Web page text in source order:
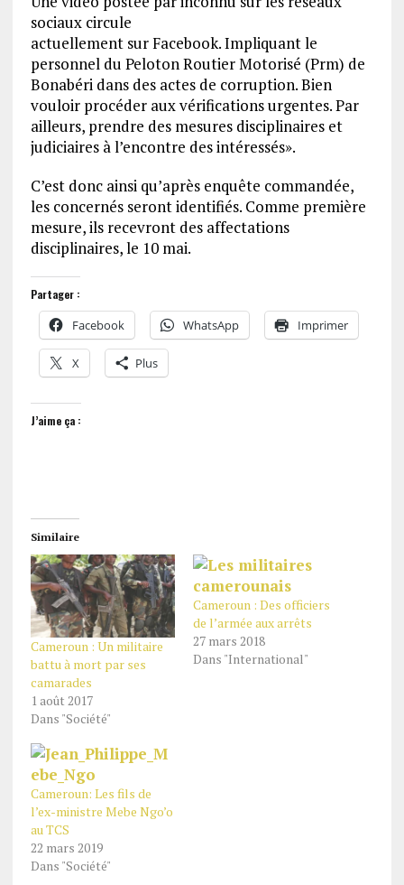
sociaux circule
actuellement sur Facebook. Impliquant le
personnel du Peloton Routier Motorisé (Prm) de
Bonabéri dans des actes de corruption. Bien
vouloir procéder aux vérifications urgentes. Par
ailleurs, prendre des mesures disciplinaires et
judiciaires à l’encontre des intéressés».
C’est donc ainsi qu’après enquête commandée,
les concernés seront identifiés. Comme première
mesure, ils recevront des affectations
disciplinaires, le 10 mai.
Partager :
Facebook WhatsApp Imprimer
X Plus
J’aime ça :
Similaire
Cameroun : Un militaire
battu à mort par ses
camarades
1 août 2017
Dans "Société"
Cameroun : Des officiers
de l’armée aux arrêts
27 mars 2018
Dans "International"
Cameroun: Les fils de
l’ex-ministre Mebe Ngo’o
au TCS
22 mars 2019
Dans "Société"